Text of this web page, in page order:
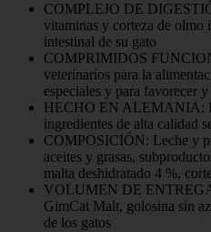
COMPLEJO DE
vitaminas y corteza de olmo
intestinal de su gato
COMPRIMIDOS
veterinarios para la
especiales y para favorecer
HECHO EN ALEMANIA:
ingredientes de alta calidad
COMPOSICIÓN: Leche y
aceites y grasas,
malta deshidratado 4 %,
VOLUMEN DE
GimCat Malt, golosina sin
de los gatos